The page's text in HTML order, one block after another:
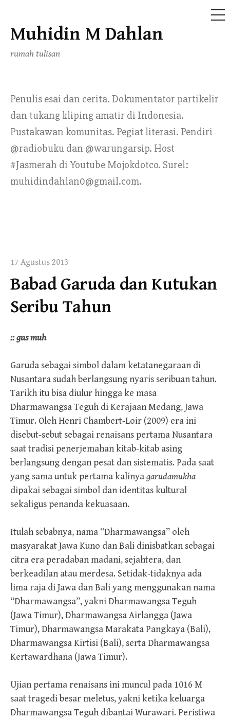
Skip
content
Muhidin M Dahlan
rumah tulisan
Penulis esai dan cerita. Dokumentator partikelir
dan tukang kliping amatir di Indonesia.
Pustakawan komunitas. Pegiat literasi. Pendiri
@radiobuku dan @warungarsip. Host
#Jasmerah di Youtube Mojokdotco. Surel:
muhidindahlan0@gmail.com.
17 Agustus 2013
Babad Garuda dan Kutukan
Seribu Tahun
:: gus muh
Garuda sebagai simbol dalam ketatanegaraan di
Nusantara sudah berlangsung nyaris seribuan tahun.
Tarikh itu bisa diulur hingga ke masa
Dharmawangsa Teguh di Kerajaan Medang, Jawa
Timur. Oleh Henri Chambert-Loir (2009) era ini
disebut-sebut sebagai renaisans pertama Nusantara
saat tradisi penerjemahan kitab-kitab asing
berlangsung dengan pesat dan sistematis. Pada saat
yang sama untuk pertama kalinyagarudamukha
dipakai sebagai simbol dan identitas kultural
sekaligus penanda kekuasaan.
Itulah sebabnya, nama “Dharmawangsa” oleh
masyarakat Jawa Kuno dan Bali dinisbatkan sebagai
citra era peradaban madani, sejahtera, dan
berkeadilan atau merdesa. Setidak-tidaknya ada
lima raja di Jawa dan Bali yang menggunakan nama
“Dharmawangsa”, yakni Dharmawangsa Teguh
(Jawa Timur), Dharmawangsa Airlangga (Jawa
Timur), Dharmawangsa Marakata Pangkaya (Bali),
Dharmawangsa Kirtisi (Bali), serta Dharmawangsa
Kertawardhana (Jawa Timur).
Ujian pertama renaisans ini muncul pada 1016 M
saat tragedi besar meletus, yakni ketika keluarga
Dharmawangsa Teguh dibantai Wurawari. Peristiwa